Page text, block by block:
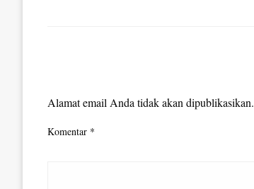
Alamat email Anda tidak akan dipublikasikan.
Komentar *